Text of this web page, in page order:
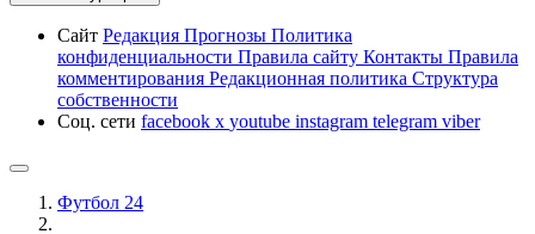
Сайт Редакция Прогнозы Политика
конфиденциальности Правила сайту Контакты Правила
комментирования Редакционная политика Структура
собственности
Соц. сети facebook x youtube instagram telegram viber
Футбол 24